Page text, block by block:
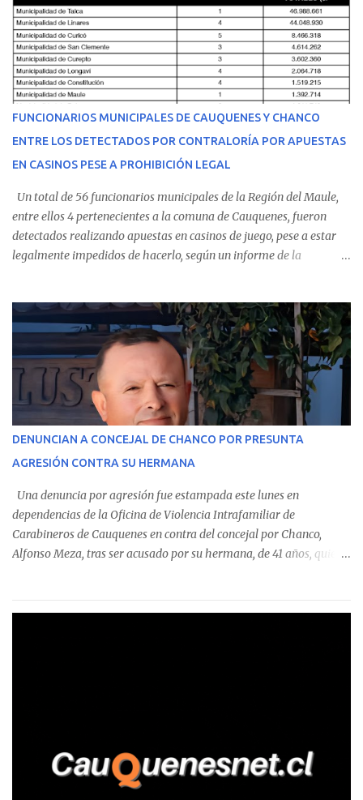
equipo médico determinó su traslado de urgencia al Hospital
Regional de Talca y dado la urgencia la ambulancia partió hacia
Talca con escolta de Carabineros. En medio del traslado, el
estudiante de medicina de 25 años, se agravó y pese a los esfuerzos
del personal de emergencia terminó falleciendo, sin alcanzar a
recibir atención especializada en el centro de destino. Apenas se
conoció la gravedad de su condición, sus padres —residentes en
Villarrica— se trasladaron a Cauquenes con la esperanza de una
evolución favorable. No obstante, alrededo...
FUNCIONARIOS MUNICIPALES DE CAUQUENES Y CHANCO
ENTRE LOS DETECTADOS POR CONTRALORÍA POR APUESTAS
EN CASINOS PESE A PROHIBICIÓN LEGAL
Un total de 56 funcionarios municipales de la Región del Maule,
entre ellos 4 pertenecientes a la comuna de Cauquenes, fueron
detectados realizando apuestas en casinos de juego, pese a estar
legalmente impedidos de hacerlo, según un informe de la
estableció que estos funcionarios —quienes administran o
custodian fondos públicos— efectuaron transacciones por un
monto total de $116.075.918 entre enero de 2024 y junio de 2025.
En el detalle regional, se indica que en la comuna de Cauquenes se
identificó a cuatro funcionarios involucrados en este tipo de
operaciones. Asimismo, se precisa que uno de los casos
corresponde a un funcionario de la Municipalidad de Chanco,
detectaron incumplimientos a la normativa vigente. El informe
precisa que la mayor cantidad de dinero apostado se registró en
Talca, donde...
DENUNCIAN A CONCEJAL DE CHANCO POR PRESUNTA
AGRESIÓN CONTRA SU HERMANA
Una denuncia por agresión fue estampada este lunes en
dependencias de la Oficina de Violencia Intrafamiliar de
Carabineros de Cauquenes en contra del concejal por Chanco,
Alfonso Meza, tras ser acusado por su hermana, de 41 años, quien
relató que los hechos ocurrieron cerca de las 11:30 horas en el
trabajadores, el edil descendió del vehículo y, en medio de la
confrontación, la habría tomado de los hombros, empujado al
suelo y agredido con golpes de pies y manos, mientr...